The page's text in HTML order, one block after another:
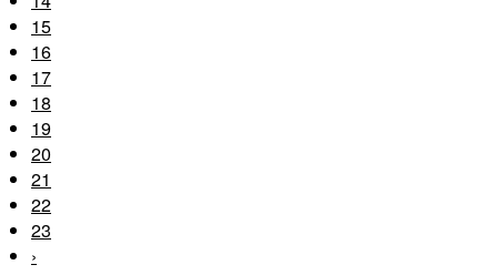
15
16
17
18
19
20
21
22
23
›